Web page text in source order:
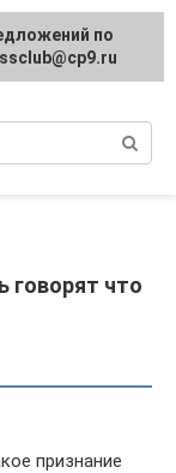
говорят что
признание
по